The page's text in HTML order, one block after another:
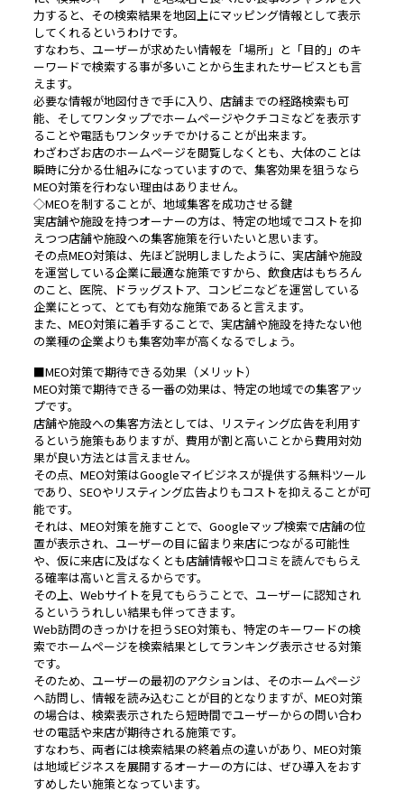
力すると、その検索結果を地図上にマッピング情報として表示
してくれるというわけです。
すなわち、ユーザーが求めたい情報を「場所」と「目的」のキ
ーワードで検索する事が多いことから生まれたサービスとも言
えます。
必要な情報が地図付きで手に入り、店舗までの経路検索も可
能、そしてワンタップでホームページやクチコミなどを表示す
ることや電話もワンタッチでかけることが出来ます。
わざわざお店のホームページを閲覧しなくとも、大体のことは
瞬時に分かる仕組みになっていますので、集客効果を狙うなら
MEO対策を行わない理由はありません。
◇MEOを制することが、地域集客を成功させる鍵
実店舗や施設を持つオーナーの方は、特定の地域でコストを抑
えつつ店舗や施設への集客施策を行いたいと思います。
その点MEO対策は、先ほど説明しましたように、実店舗や施設
を運営している企業に最適な施策ですから、飲食店はもちろん
のこと、医院、ドラッグストア、コンビニなどを運営している
企業にとって、とても有効な施策であると言えます。
また、MEO対策に着手することで、実店舗や施設を持たない他
の業種の企業よりも集客効率が高くなるでしょう。
■MEO対策で期待できる効果（メリット）
MEO対策で期待できる一番の効果は、特定の地域での集客アッ
プです。
店舗や施設への集客方法としては、リスティング広告を利用す
るという施策もありますが、費用が割と高いことから費用対効
果が良い方法とは言えません。
その点、MEO対策はGoogleマイビジネスが提供する無料ツール
であり、SEOやリスティング広告よりもコストを抑えることが可
能です。
それは、MEO対策を施すことで、Googleマップ検索で店舗の位
置が表示され、ユーザーの目に留まり来店につながる可能性
や、仮に来店に及ばなくとも店舗情報や口コミを読んでもらえ
る確率は高いと言えるからです。
その上、Webサイトを見てもらうことで、ユーザーに認知され
るといううれしい結果も伴ってきます。
Web訪問のきっかけを担うSEO対策も、特定のキーワードの検
索でホームページを検索結果としてランキング表示させる対策
です。
そのため、ユーザーの最初のアクションは、そのホームページ
へ訪問し、情報を読み込むことが目的となりますが、MEO対策
の場合は、検索表示されたら短時間でユーザーからの問い合わ
せの電話や来店が期待される施策です。
すなわち、両者には検索結果の終着点の違いがあり、MEO対策
は地域ビジネスを展開するオーナーの方には、ぜひ導入をおす
すめしたい施策となっています。